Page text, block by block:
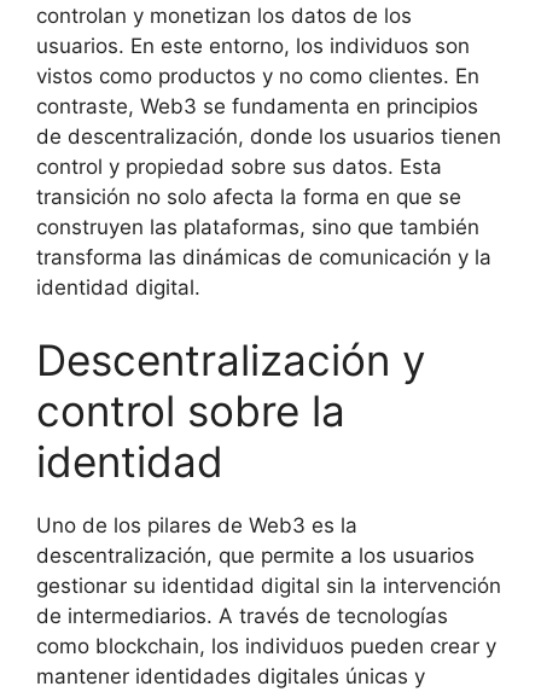
controlan y monetizan los datos de los
usuarios. En este entorno, los individuos son
vistos como productos y no como clientes. En
contraste, Web3 se fundamenta en principios
de descentralización, donde los usuarios tienen
control y propiedad sobre sus datos. Esta
transición no solo afecta la forma en que se
construyen las plataformas, sino que también
transforma las dinámicas de comunicación y la
identidad digital.
Descentralización y
control sobre la
identidad
Uno de los pilares de Web3 es la
descentralización, que permite a los usuarios
gestionar su identidad digital sin la intervención
de intermediarios. A través de tecnologías
como blockchain, los individuos pueden crear y
mantener identidades digitales únicas y